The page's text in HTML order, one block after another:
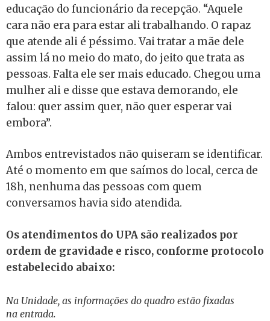
educação do funcionário da recepção. “Aquele
cara não era para estar ali trabalhando. O rapaz
que atende ali é péssimo. Vai tratar a mãe dele
assim lá no meio do mato, do jeito que trata as
pessoas. Falta ele ser mais educado. Chegou uma
mulher ali e disse que estava demorando, ele
falou: quer assim quer, não quer esperar vai
embora”.
Ambos entrevistados não quiseram se identificar.
Até o momento em que saímos do local, cerca de
18h, nenhuma das pessoas com quem
conversamos havia sido atendida.
Os atendimentos do UPA são realizados por
ordem de gravidade e risco, conforme protocolo
estabelecido abaixo:
Na Unidade, as informações do quadro estão fixadas
na entrada.